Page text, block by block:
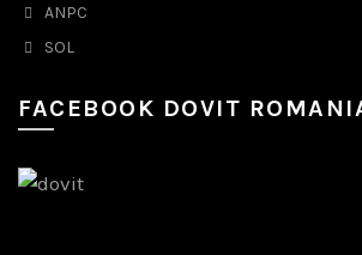
ANPC
SOL
FACEBOOK DOVIT